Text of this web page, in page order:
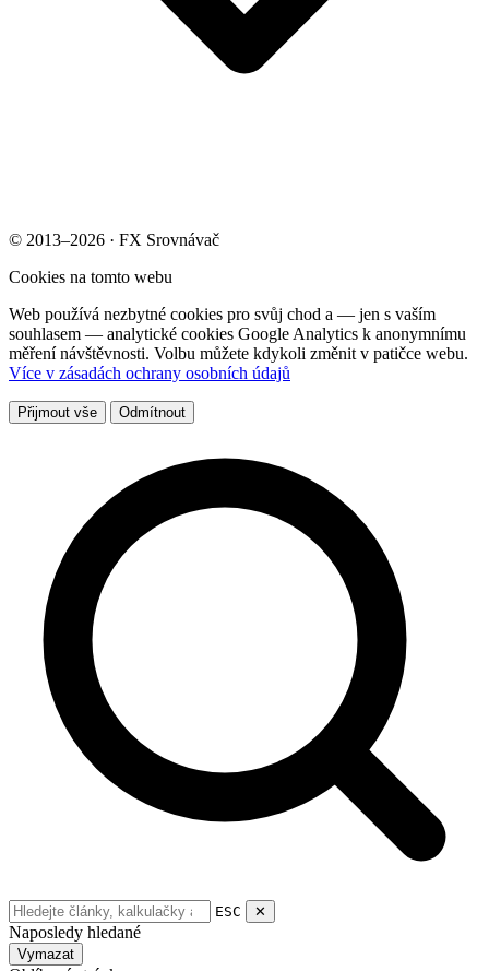
© 2013–2026 · FX Srovnávač
Cookies na tomto webu
Web používá nezbytné cookies pro svůj chod a — jen s vaším
souhlasem — analytické cookies Google Analytics k anonymnímu
měření návštěvnosti. Volbu můžete kdykoli změnit v patičce webu.
Více v zásadách ochrany osobních údajů
Přijmout vše Odmítnout
ESC ✕
Naposledy hledané
Vymazat